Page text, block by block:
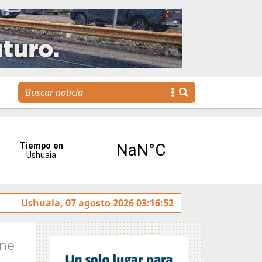
para toda la familia
Ushuaia, 07 agosto 2026 03:16:52